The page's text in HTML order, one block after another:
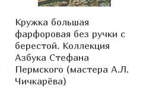
Кружка большая
фарфоровая без ручки с
берестой. Коллекция
Азбука Стефана
Пермского (мастера А.Л.
Чичкарёва)